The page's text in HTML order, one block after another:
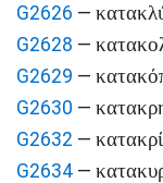
G2626 —
G2628 —
G2629 —
G2630 —
G2632 —
G2634 —